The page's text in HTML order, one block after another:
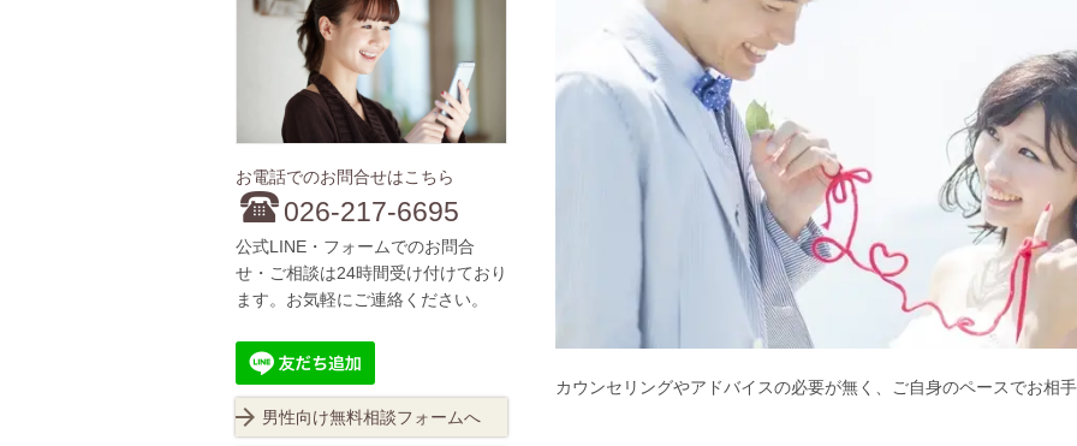
カウンセリングやアドバイスの必要が無く、ご自身のペースでお相
お電話でのお問合せはこちら
026-217-6695
公式LINE・フォームでのお問合
せ・ご相談は24時間受け付けており
ます。お気軽にご連絡ください。
男性向け無料相談フォームへ